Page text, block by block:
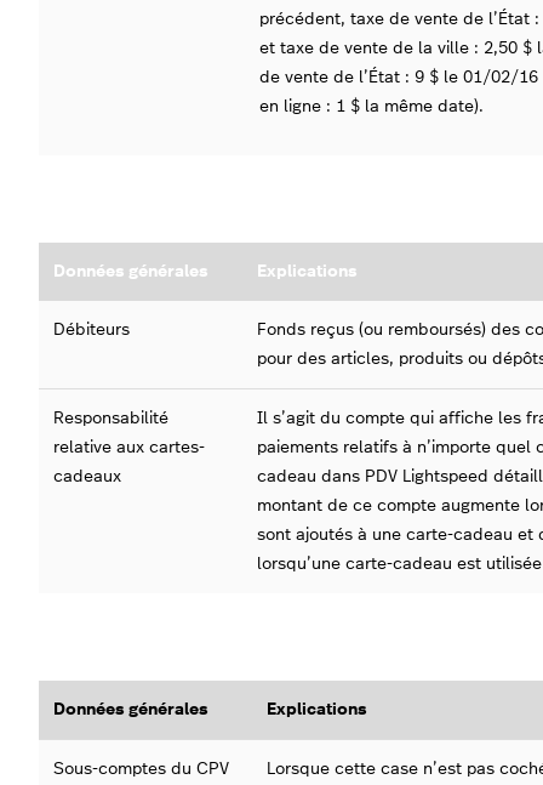
précédent, taxe de vente de l’État
et taxe de vente de la ville : 2,50 $
de vente de l’État : 9 $ le 01/02/
en ligne : 1 $ la même date).
Données générales Explications
Débiteurs
Fonds reçus (ou remboursés) des
pour des articles, produits ou
Responsabilité
relative aux cartes-
cadeaux
Il s’agit du compte qui affiche les
paiements relatifs à n’importe quel
cadeau dans PDV Lightspeed
montant de ce compte augmente
sont ajoutés à une carte-cadeau et
lorsqu’une carte-cadeau est
Données générales Explications
Sous-comptes du CPV
Lorsque cette case n’est pas